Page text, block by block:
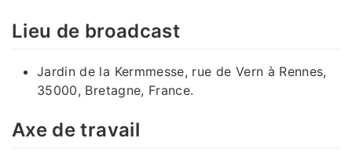
Lieu de broadcast
Jardin de la Kermmesse, rue de Vern à Rennes,
35000, Bretagne, France.
Axe de travail